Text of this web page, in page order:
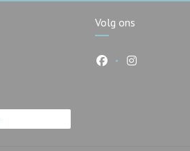
Volg ons
Facebook ((opent
Instagram